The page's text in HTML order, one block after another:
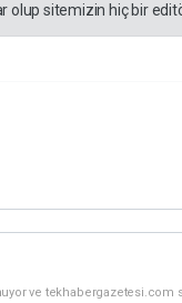
olup sitemizin hiç bir
ve tekhabergazetesi.com